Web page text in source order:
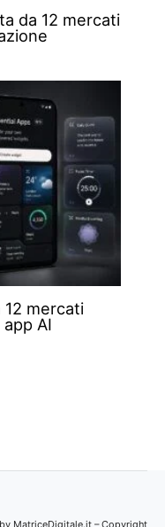
da 12 mercati
12 mercati
AI
MatriceDigitale.it – Copyright